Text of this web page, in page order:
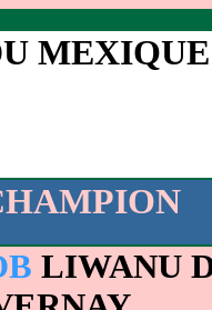
MEXIQUE
LIWANU